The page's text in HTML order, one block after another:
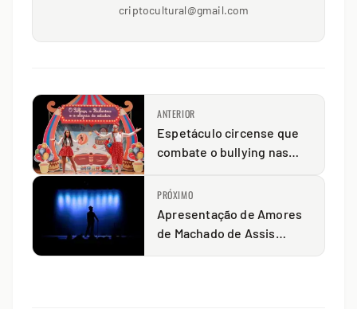
criptocultural@gmail.com
ANTERIOR
Espetáculo circense que
combate o bullying nas
PRÓXIMO
Apresentação de Amores
de Machado de Assis